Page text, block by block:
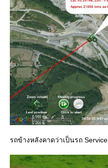
รถข้างหลังคาดว่าเป็นรถ Service